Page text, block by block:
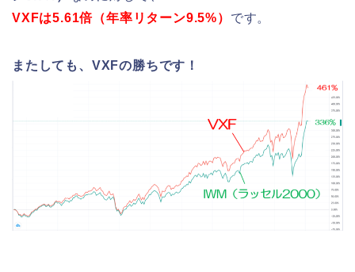
VXFは5.61倍（年率リターン9.5%） です。
またしても、VXFの勝ちです！